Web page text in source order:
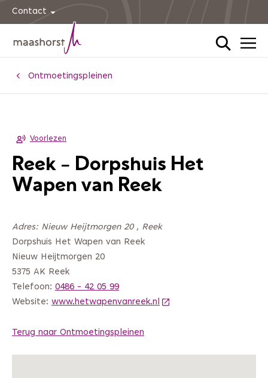
Contact
HomeOntmoetingspleinen
Voorlezen
Reek - Dorpshuis Het
Wapen van Reek
Adres: Nieuw Heijtmorgen 20 , Reek
Dorpshuis Het Wapen van Reek
Nieuw Heijtmorgen 20
5375 AK Reek
Telefoon: 0486 - 42 05 99
Website: www.hetwapenvanreek.nl (Deze link gaat naar
Terug naar Ontmoetingspleinen